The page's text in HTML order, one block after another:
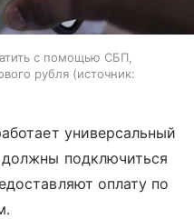
с помощью СБП,
рубля
источник:
универсальный
подключиться
оплату по